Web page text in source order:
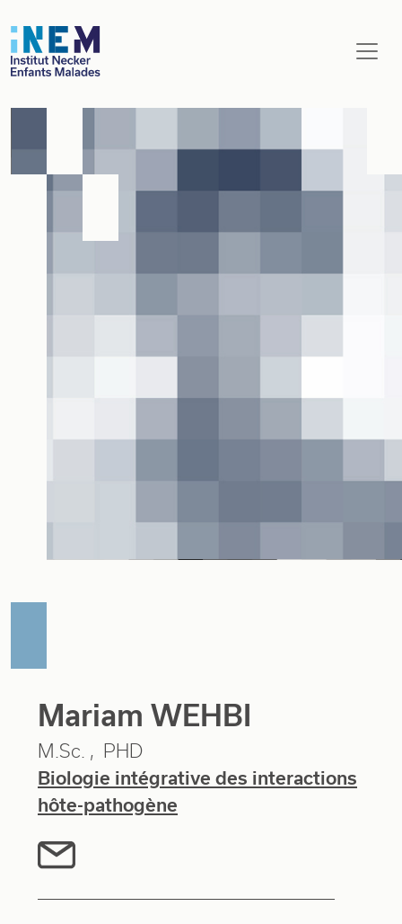
Aller au contenu principal
Mariam WEHBI
M.Sc.
PHD
Biologie intégrative des interactions
hôte-pathogène